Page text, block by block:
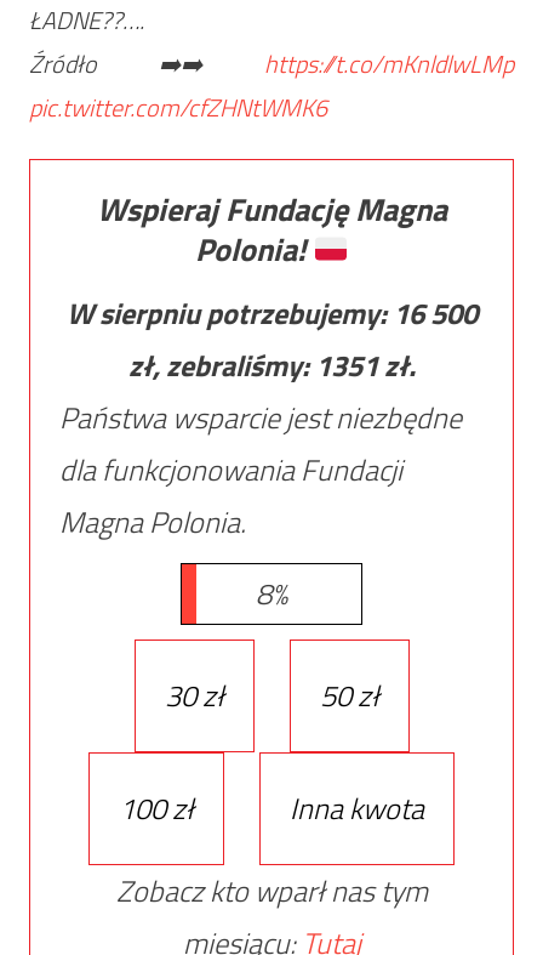
ŁADNE??….
Źródło ➡️➡️ https://t.co/mKnldlwLMp
pic.twitter.com/cfZHNtWMK6
Wspieraj Fundację Magna
Polonia!
W sierpniu potrzebujemy: 16 500
zł, zebraliśmy: 1351zł.
Państwa wsparcie jest niezbędne
dla funkcjonowania Fundacji
Magna Polonia.
8%
30 zł 50 zł
100 zł
Inna kwota
Zobacz kto wparł nas tym
miesiącu: Tutaj